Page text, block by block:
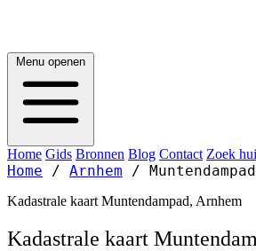
Menu openen
Home Gids Bronnen Blog Contact Zoek
Home / Arnhem / Muntendampad
Kadastrale kaart Muntendampad, Arnhem
Kadastrale kaart